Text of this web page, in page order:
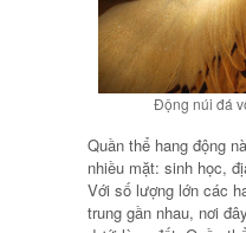
Động núi đá
Quần thể hang động
nhiều mặt: sinh học,
Với số lượng lớn các
trung gần nhau, nơi